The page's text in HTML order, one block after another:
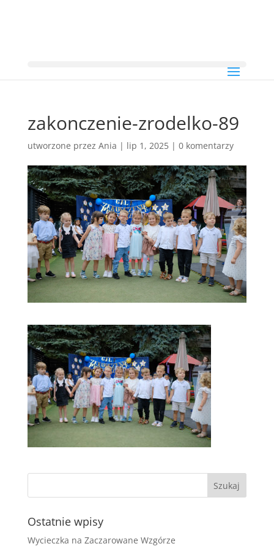
zakonczenie-zrodelko-89
utworzone przez Ania | lip 1, 2025| 0 komentarzy
Ostatnie wpisy
Wycieczka na Zaczarowane Wzgórze